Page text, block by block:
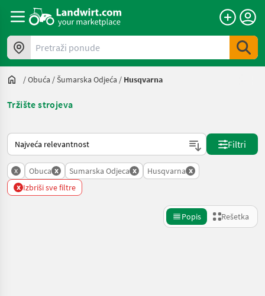
Pretraži ponude
/Obuća /Šumarska Odjeća / Husqvarna
Tržište strojeva
Tako se sortira na Landwirt.com
Filtri
x Obuca x Sumarska Odjeca x Husqvarna x
x Izbriši sve filtre
Popis Rešetka